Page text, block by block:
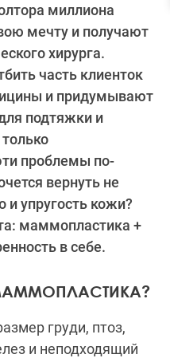
миллиона
мечту и получают
хирурга.
часть клиенток
и придумывают
подтяжки и
проблемы по-
вернуть не
и упругость кожи?
маммопластика +
в себе.
груди, птоз,
и неподходящий